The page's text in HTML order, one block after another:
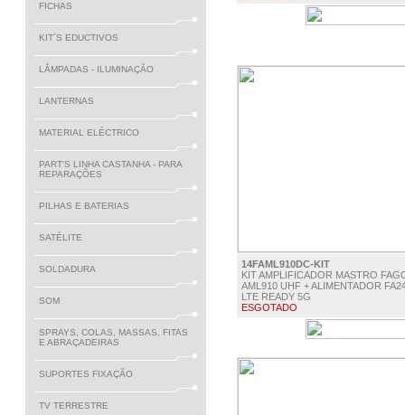
FICHAS
KIT´S EDUCTIVOS
LÂMPADAS - ILUMINAÇÃO
LANTERNAS
MATERIAL ELÉCTRICO
PART'S LINHA CASTANHA - PARA
REPARAÇÕES
PILHAS E BATERIAS
SATÉLITE
SOLDADURA
SOM
SPRAYS, COLAS, MASSAS, FITAS
E ABRAÇADEIRAS
SUPORTES FIXAÇÃO
TV TERRESTRE
14FAML910DC-KIT
KIT AMPLIFICADOR MASTRO
AML910 UHF + ALIMENTADOR
LTE READY 5G
ESGOTADO